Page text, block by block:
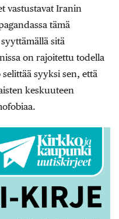
vastustavat Iranin
tämä
sitä
on rajoitettu todella
syyksi sen, että
keskuuteen